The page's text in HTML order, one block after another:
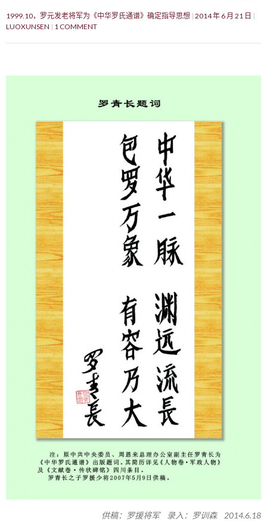
1999.10，罗元发老将军为《中华罗氏通谱》确定指导思想 2014 年 6 月 21 日
LUOXUNSEN
1 COMMENT
供稿：罗援将军 录入：罗训森 2014.6.18